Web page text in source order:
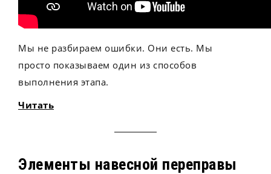
Мы не разбираем ошибки. Они есть. Мы
просто показываем один из способов
выполнения этапа.
Читать
Элементы навесной переправы